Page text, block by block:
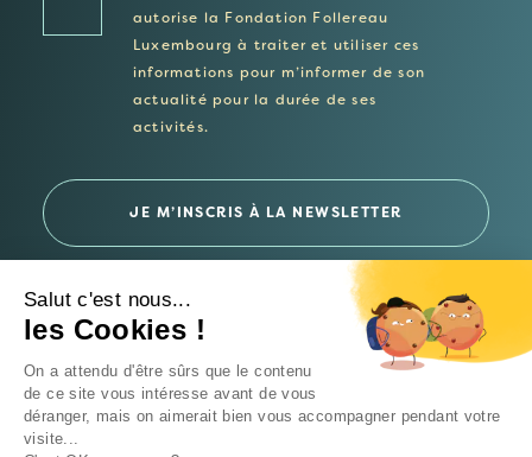
autorise la Fondation Follereau
Luxembourg à traiter et utiliser ces
informations pour m’informer de son
actualité pour la durée de ses
activités.
Politique de confidentialité
Un site Intrépide Studio
Salut c'est nous...
les Cookies !
On a attendu d'être sûrs que le contenu
de ce site vous intéresse avant de vous
déranger, mais on aimerait bien vous accompagner pendant votre
visite...